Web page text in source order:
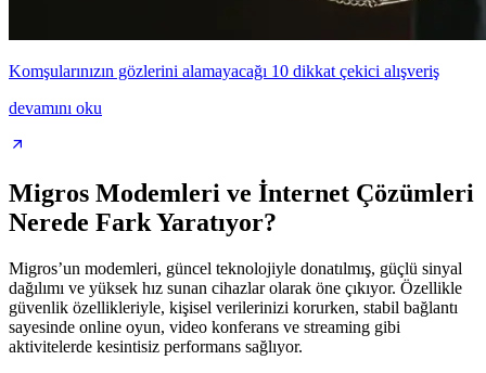
Komşularınızın gözlerini alamayacağı 10 dikkat çekici alışveriş
devamını oku
Migros Modemleri ve İnternet Çözümleri
Nerede Fark Yaratıyor?
Migros’un modemleri, güncel teknolojiyle donatılmış, güçlü sinyal
dağılımı ve yüksek hız sunan cihazlar olarak öne çıkıyor. Özellikle
güvenlik özellikleriyle, kişisel verilerinizi korurken, stabil bağlantı
sayesinde online oyun, video konferans ve streaming gibi
aktivitelerde kesintisiz performans sağlıyor.